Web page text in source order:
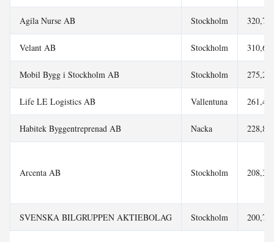
Agila Nurse AB Stockholm 320,7
Velant AB Stockholm 310,6
Mobil Bygg i Stockholm AB Stockholm 275,2
Life LE Logistics AB Vallentuna 261,4
Habitek Byggentreprenad AB Nacka 228,8
Arcenta AB Stockholm 208,3
SVENSKA BILGRUPPEN AKTIEBOLAG Stockholm 200,7